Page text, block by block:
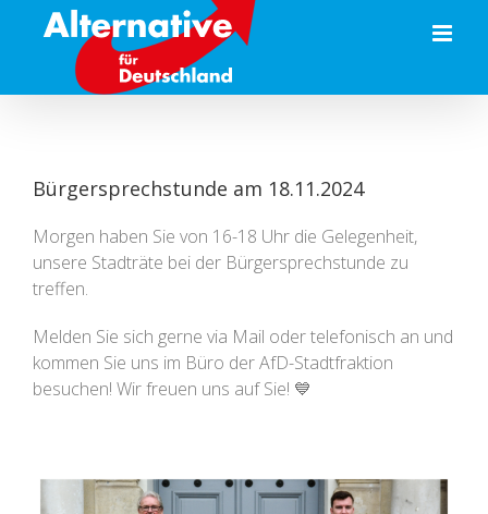
Bürgersprechstunde am 18.11.2024
Morgen haben Sie von 16-18 Uhr die Gelegenheit,
unsere Stadträte bei der Bürgersprechstunde zu
treffen.
Melden Sie sich gerne via Mail oder telefonisch an und
kommen Sie uns im Büro der AfD-Stadtfraktion
besuchen! Wir freuen uns auf Sie! 💙